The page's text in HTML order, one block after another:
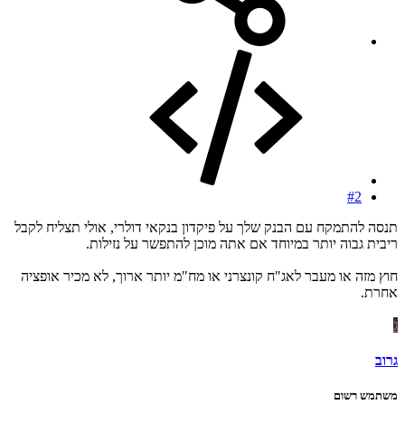
#2
תנסה להתמקח עם הבנק שלך על פיקדון בנקאי דולרי, אולי תצליח לקבל
ריבית גבוה יותר במיוחד אם אתה מוכן להתפשר על נזילות.
חוץ מזה או מעבר לאג"ח קונצרני או מח"מ יותר ארוך, לא מכיר אופציה
אחרת.
ג
גרוב
משתמש רשום